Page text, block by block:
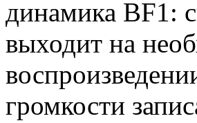
динамика BF1:
выходит на
громкости